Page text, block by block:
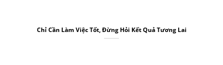
Chỉ Cần Làm Việc Tốt, Đừng Hỏi Kết Quả Tương Lai